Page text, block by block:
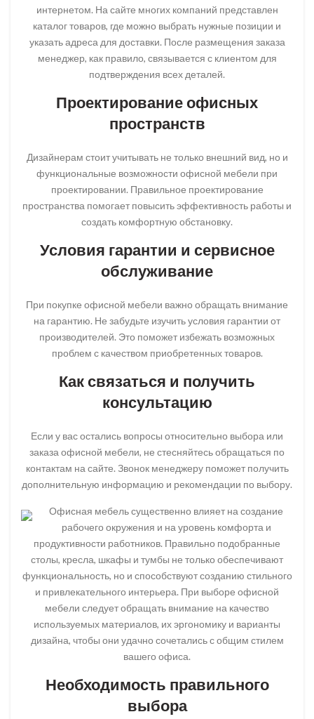
интернетом. На сайте многих компаний представлен
каталог товаров, где можно выбрать нужные позиции и
указать адреса для доставки. После размещения заказа
менеджер, как правило, связывается с клиентом для
подтверждения всех деталей.
Проектирование офисных
пространств
Дизайнерам стоит учитывать не только внешний вид, но и
функциональные возможности офисной мебели при
проектировании. Правильное проектирование
пространства помогает повысить эффективность работы и
создать комфортную обстановку.
Условия гарантии и сервисное
обслуживание
При покупке офисной мебели важно обращать внимание
на гарантию. Не забудьте изучить условия гарантии от
производителей. Это поможет избежать возможных
проблем с качеством приобретенных товаров.
Как связаться и получить
консультацию
Если у вас остались вопросы относительно выбора или
заказа офисной мебели, не стесняйтесь обращаться по
контактам на сайте. Звонок менеджеру поможет получить
дополнительную информацию и рекомендации по выбору.
Офисная мебель существенно влияет на создание
рабочего окружения и на уровень комфорта и
продуктивности работников. Правильно подобранные
столы, кресла, шкафы и тумбы не только обеспечивают
функциональность, но и способствуют созданию стильного
и привлекательного интерьера. При выборе офисной
мебели следует обращать внимание на качество
используемых материалов, их эргономику и варианты
дизайна, чтобы они удачно сочетались с общим стилем
вашего офиса.
Необходимость правильного
выбора